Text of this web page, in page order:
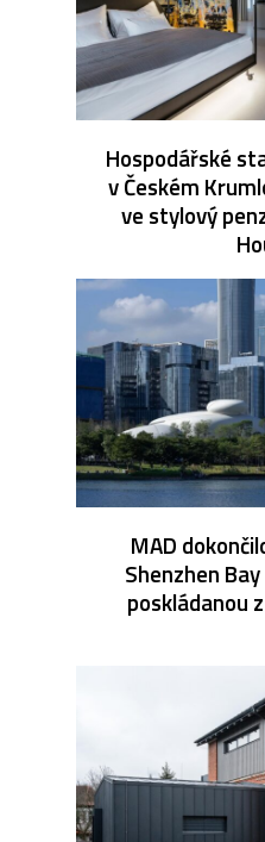
Hospodářské
v Českém
ve stylový
MAD
Shenzhen
poskládanou